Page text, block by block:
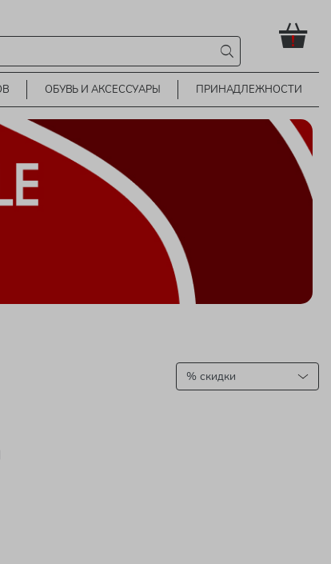
!
ОБУВЬ И АКСЕССУАРЫ ПРИНАДЛЕЖНОСТИ